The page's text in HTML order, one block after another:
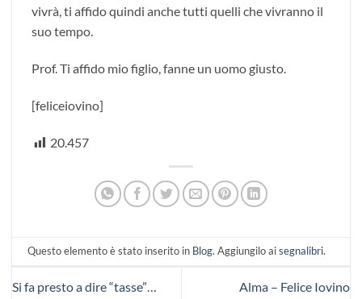
vivrà, ti affido quindi anche tutti quelli che vivranno il
suo tempo.
Prof. Ti affido mio figlio, fanne un uomo giusto.
[feliceiovino]
20.457
Questo elemento è stato inserito in Blog. Aggiungilo aisegnalibri.
Si fa presto a dire “tasse”… Alma – Felice Iovino